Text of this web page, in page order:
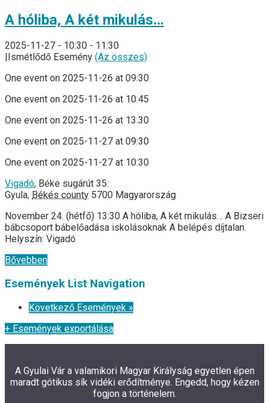
A hóliba, A két mikulás…
2025-11-27 - 10:30 - 11:30
Ismétlődő Esemény (Az összes)
One event on 2025-11-26 at 09:30
One event on 2025-11-26 at 10:45
One event on 2025-11-26 at 13:30
One event on 2025-11-27 at 09:30
One event on 2025-11-27 at 10:30
Vigadó, Béke sugárút 35.
Gyula, Békés county 5700 Magyarország
November 24. (hétfő) 13:30 A hóliba, A két mikulás… A Bizseri
bábcsoport bábelőadása iskolásoknak A belépés díjtalan.
Helyszín: Vigadó
Bővebben
Események List Navigation
Következő Események »
+ Események exportálása
A Gyulai Vár a valamikori Magyar Királyság egyetlen épen
maradt gótikus sík vidéki erődítménye. Engedd, hogy kézen
fogjon a történelem.